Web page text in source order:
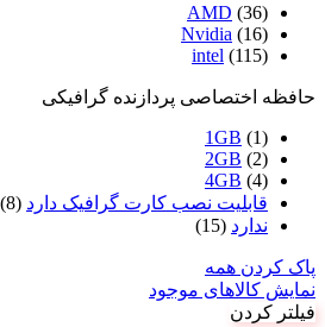
AMD (36)
Nvidia (16)
intel (115)
حافظه اختصاصی پردازنده گرافیکی
1GB (1)
2GB (2)
4GB (4)
قابلیت نصب کارت گرافیک دارد (8)
ندارد (15)
پاک کردن همه
نمایش کالاهای موجود
فیلتر کردن